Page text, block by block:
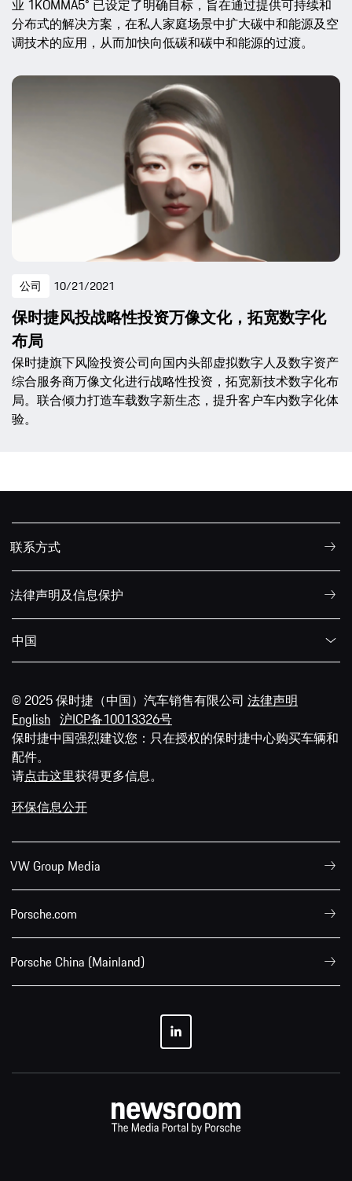
业 1KOMMA5° 已设定了明确目标，旨在通过提供可持续和
分布式的解决方案，在私人家庭场景中扩大碳中和能源及空
调技术的应用，从而加快向低碳和碳中和能源的过渡。
公司 10/21/2021
保时捷风投战略性投资万像文化，拓宽数字化
布局
保时捷旗下风险投资公司向国内头部虚拟数字人及数字资产
综合服务商万像文化进行战略性投资，拓宽新技术数字化布
局。联合倾力打造车载数字新生态，提升客户车内数字化体
验。
联系方式
法律声明及信息保护
中国
© 2025 保时捷（中国）汽车销售有限公司 法律声明
English 沪ICP备10013326号
保时捷中国强烈建议您：只在授权的保时捷中心购买车辆和
配件。
请点击这里获得更多信息。
环保信息公开
VW Group Media
Porsche.com
Porsche China (Mainland)